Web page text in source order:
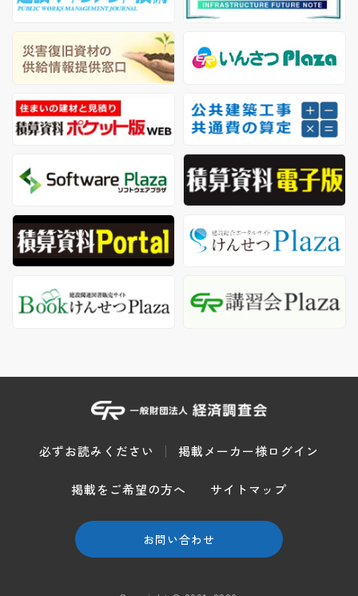
必ずお読みください 掲載メーカー様ログイン
掲載をご希望の方へ サイトマップ
お問い合わせ